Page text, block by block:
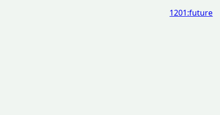
1201:future